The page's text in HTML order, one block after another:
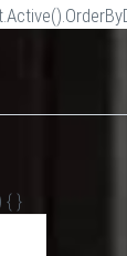
{ }